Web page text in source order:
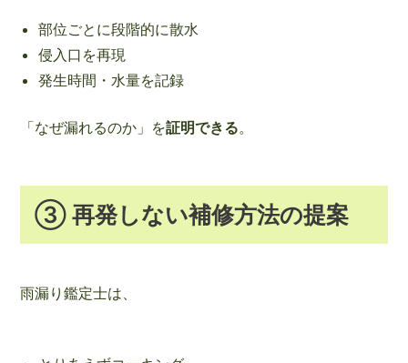
部位ごとに段階的に散水
侵入口を再現
発生時間・水量を記録
「なぜ漏れるのか」を証明できる。
③ 再発しない補修方法の提案
雨漏り鑑定士は、